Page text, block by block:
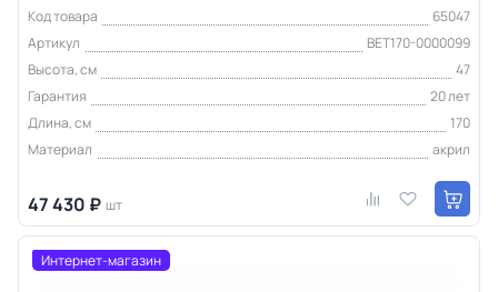
Код товара
65047
Артикул
BET170-0000099
Высота, см
47
Гарантия
20 лет
Длина, см
170
Материал
акрил
47 430 ₽ шт
Интернет-магазин